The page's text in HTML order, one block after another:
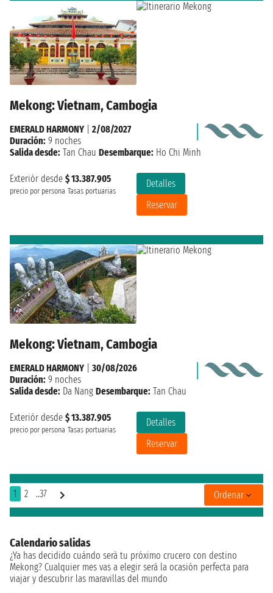
Mekong: Vietnam, Cambogia
Exteriór desde $ 13.387.905
precio por persona Tasas portuarias
Detalles
Reservar
EMERALD HARMONY
2/08/2027
Duración: 9 noches
Salida desde: Tan Chau Desembarque: Ho Chi Minh
Mekong: Vietnam, Cambogia
Exteriór desde $ 13.387.905
precio por persona Tasas portuarias
Detalles
Reservar
EMERALD HARMONY
30/08/2026
Duración: 9 noches
Salida desde: Da Nang Desembarque: Tan Chau
1 2 ..37 Ordenar
Calendario salidas
¿Ya has decidido cuándo serà tu próximo crucero con destino
Mekong? Cualquier mes vas a elegir será la ocasión perfecta para
viajar y descubrir las maravillas del mundo